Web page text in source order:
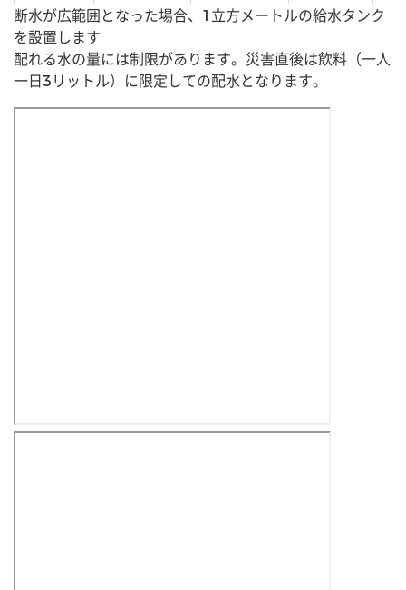
断水が広範囲となった場合、1立方メートルの給水タンク
を設置します
配れる水の量には制限があります。災害直後は飲料（一人
一日3リットル）に限定しての配水となります。